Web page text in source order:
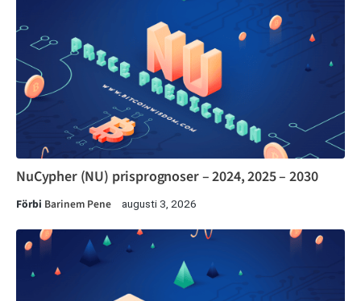
NuCypher (NU) prisprognoser – 2024, 2025 – 2030
Förbi Barinem Pene augusti 3, 2026